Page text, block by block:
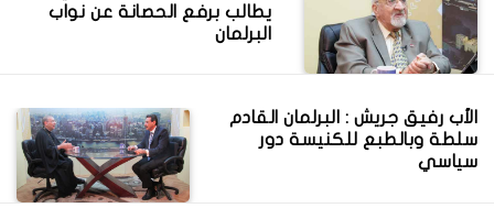
يطالب برفع الحصانة عن نواب
البرلمان
الأب رفيق جريش : البرلمان القادم
سلطة وبالطبع للكنيسة دور
سياسي